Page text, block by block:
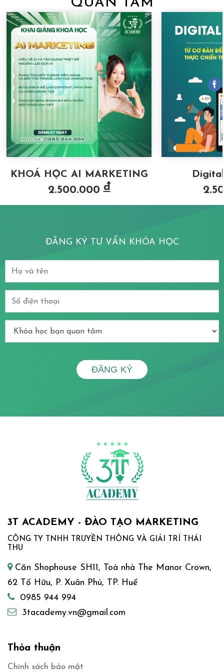
QUAN TÂM
KHOÁ HỌC AI MARKETING
2.500.000đ
ĐĂNG KÝ TƯ VẤN KHÓA HỌC
ĐĂNG KÝ
3T ACADEMY - ĐÀO TẠO MARKETING
CÔNG TY TNHH TRUYỀN THÔNG VÀ GIẢI TRÍ THÁI
THU
Căn Shophouse SH11, Toà nhà The Manor Crown,
62 Tố Hữu, P. Xuân Phú, TP. Huế
0985 944 994
3tacademy.vn@gmail.com
Thỏa thuận
Chính sách bảo mật